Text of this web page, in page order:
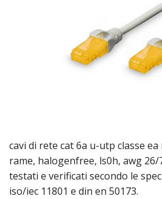
cavi di rete cat 6a u-utp classe
rame, halogenfree, ls0h, awg 26/
testati e verificati secondo le
iso/iec 11801 e din en 50173.